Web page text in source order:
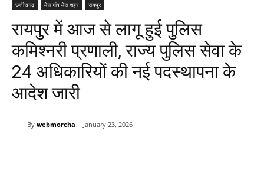
छत्तीसगढ़ मेरा गांव मेरा शहर रायपुर
रायपुर में आज से लागू हुई पुलिस
कमिश्नरी प्रणाली, राज्य पुलिस सेवा के
24 अधिकारियों की नई पदस्थापना के
आदेश जारी
By webmorcha January 23, 2026